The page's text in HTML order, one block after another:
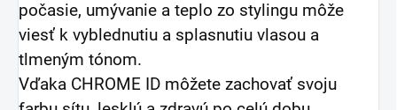
počasie, umývanie a teplo zo stylingu môže
viesť k vyblednutiu a splasnutiu vlasou a
tlmeným tónom.
Vďaka CHROME ID môžete zachovať svoju